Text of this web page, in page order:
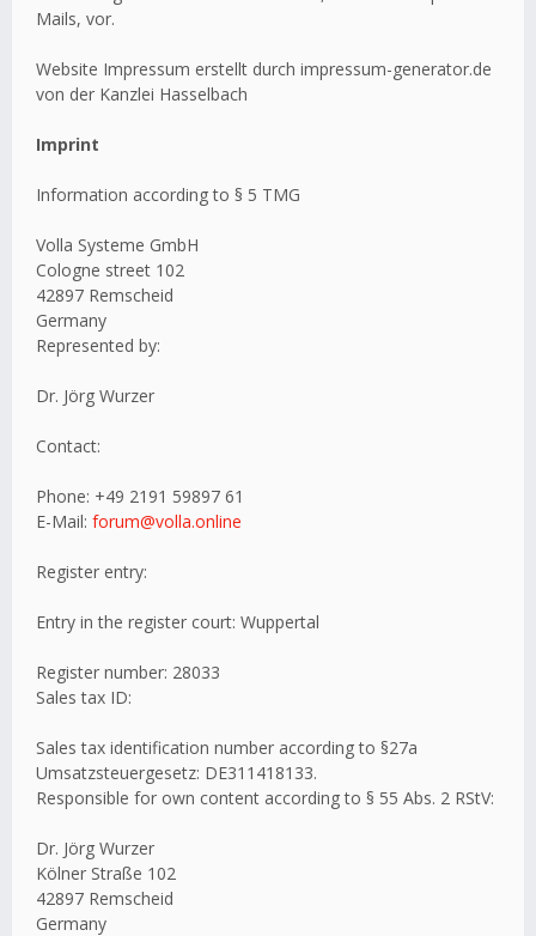
Mails, vor.
Website Impressum erstellt durch impressum-generator.de
von der Kanzlei Hasselbach
Imprint
Information according to § 5 TMG
Volla Systeme GmbH
Cologne street 102
42897 Remscheid
Germany
Represented by:
Dr. Jörg Wurzer
Contact:
Phone: +49 2191 59897 61
E-Mail: forum@volla.online
Register entry:
Entry in the register court: Wuppertal
Register number: 28033
Sales tax ID:
Sales tax identification number according to §27a
Umsatzsteuergesetz: DE311418133.
Responsible for own content according to § 55 Abs. 2 RStV:
Dr. Jörg Wurzer
Kölner Straße 102
42897 Remscheid
Germany